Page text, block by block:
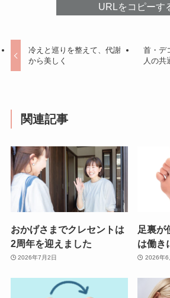
URLをコピーす
冷えと巡りを整えて、代謝
から美しく
首・デ
人の共
関連記事
おかげさまでクレセントは
2周年を迎えました
2026年7月2日
足裏が
は働き
2026年6